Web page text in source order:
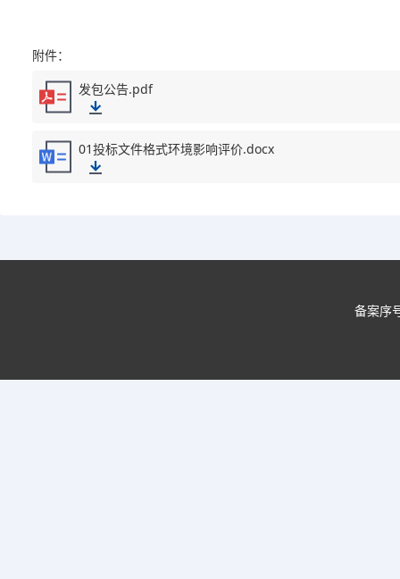
附件：
发包公告.pdf
01投标文件格式环境影响评价.docx
备案序